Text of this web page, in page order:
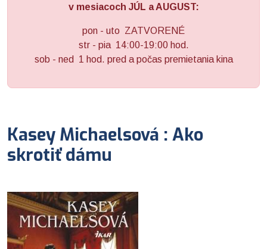
v mesiacoch JÚL a AUGUST:
pon - uto ZATVORENÉ
str - pia 14:00-19:00 hod.
sob - ned 1 hod. pred a počas premietania kina
Kasey Michaelsová : Ako
skrotiť dámu